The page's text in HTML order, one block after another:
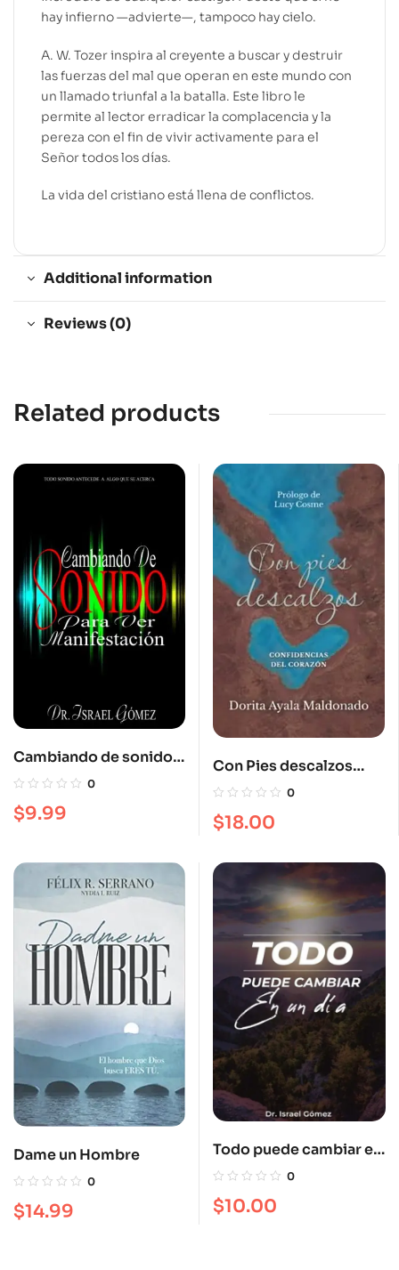
hay infierno —advierte—, tampoco hay cielo.
A. W. Tozer inspira al creyente a buscar y destruir
las fuerzas del mal que operan en este mundo con
un llamado triunfal a la batalla. Este libro le
permite al lector erradicar la complacencia y la
pereza con el fin de vivir activamente para el
Señor todos los días.
La vida del cristiano está llena de conflictos.
Additional information
Reviews (0)
Related products
Cambiando de sonido
para ver manifestación
0
$9.99
Con Pies descalzos
Confidencias del
0
$18.00
Dame un Hombre
0
$14.99
Todo puede cambiar en
un día
0
$10.00